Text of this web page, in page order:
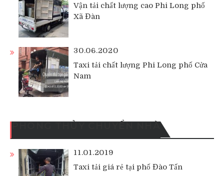
Vận tải chất lượng cao Phi Long phố
Xã Đàn
30.06.2020
Taxi tải chất lượng Phi Long phố Cửa
Nam
11.01.2019
Taxi tải giá rẻ tại phố Đào Tấn